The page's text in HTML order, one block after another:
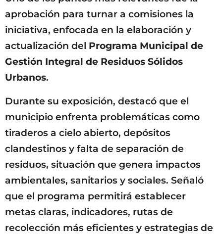
aprobación para turnar a comisiones la
iniciativa, enfocada en la elaboración y
actualización del Programa Municipal de
Gestión Integral de Residuos Sólidos
Urbanos.
Durante su exposición, destacó que el
municipio enfrenta problemáticas como
tiraderos a cielo abierto, depósitos
clandestinos y falta de separación de
residuos, situación que genera impactos
ambientales, sanitarios y sociales. Señaló
que el programa permitirá establecer
metas claras, indicadores, rutas de
recolección más eficientes y estrategias de